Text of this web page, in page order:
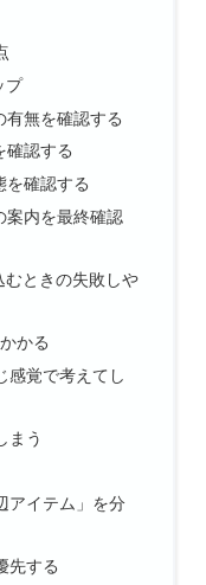
プ
有無を確認する
確認する
を確認する
案内を最終確認
むときの失敗しや
かる
感覚で考えてし
まう
アイテム」を分
先する